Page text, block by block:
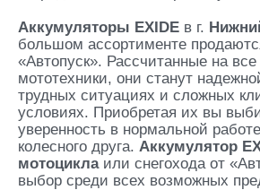
Аккумуляторы EXIDE в г.
большом ассортименте
«Автопуск». Рассчитанные на
мототехники, они станут
трудных ситуациях и сложных
условиях. Приобретая их вы
уверенность в нормальной
колесного друга. Аккумулятор
мотоциклаили снегохода от
выбор среди всех возможных